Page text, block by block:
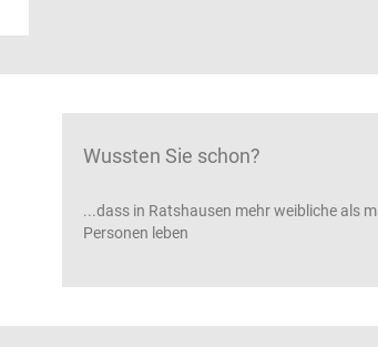
Wussten Sie schon?
...dass in Ratshausen mehr weibliche als
Personen leben